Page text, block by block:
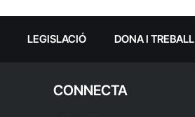
LEGISLACIÓ DONA I TREBALL
CONNECTA